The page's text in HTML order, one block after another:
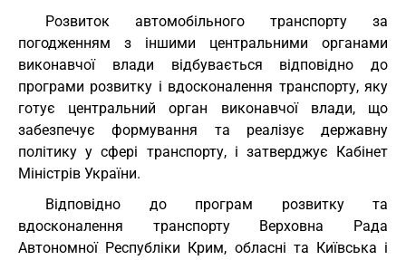
Розвиток автомобільного транспорту за
погодженням з іншими центральними органами
виконавчої влади відбувається відповідно до
програми розвитку і вдосконалення транспорту, яку
готує центральний орган виконавчої влади, що
забезпечує формування та реалізує державну
політику у сфері транспорту, і затверджує Кабінет
Міністрів України.
Відповідно до програм розвитку та
вдосконалення транспорту Верховна Рада
Автономної Республіки Крим, обласні та Київська і